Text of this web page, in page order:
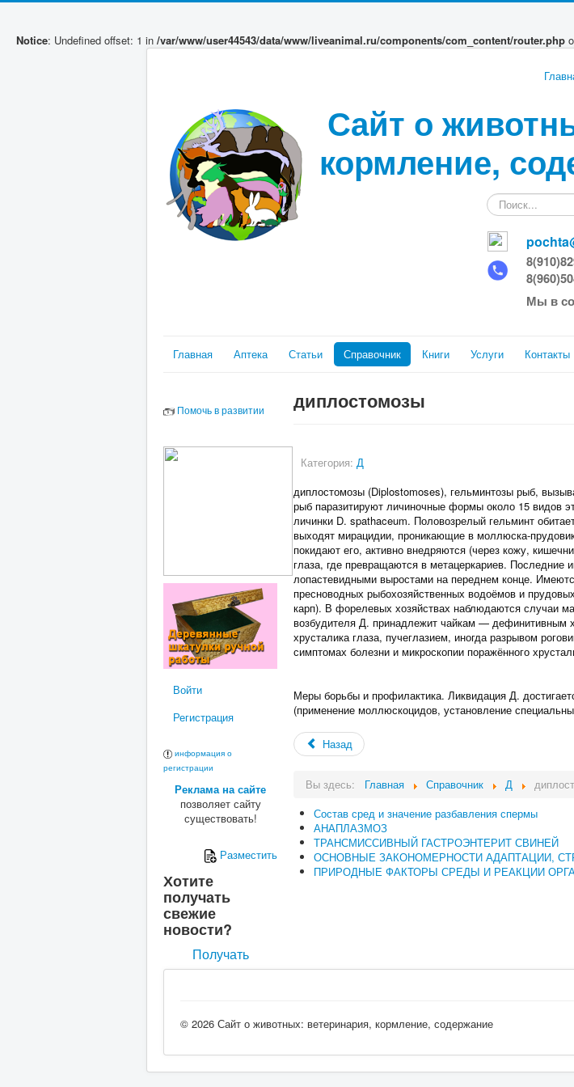
Notice: Undefined offset: 1 in /var/www/user44543/data/www/liveanimal.ru/components/com_content/router.php
Сайт о
кормление,
Искать...
Мы в
Главная Аптека Статьи Справочник Книги Услуги Контакты
Помочь в развитии
Войти
Регистрация
информация о
регистрации
Реклама на сайте
позволяет сайту
существовать!
Разместить
Хотите
получать
свежие
новости?
Получать
диплостомозы
Категория: Д
диплостомозы (Diplostomoses), гельминтозы рыб,
рыб паразитируют личиночные формы около 15 видов
личинки D. spathaceum. Половозрелый гельминт
выходят мирацидии, проникающие в моллюска-
покидают его, активно внедряются (через кожу,
глаза, где превращаются в метацеркариев.
лопастевидными выростами на переднем конце.
пресноводных рыбохозяйственных водоёмов и
карп). В форелевых хозяйствах наблюдаются случаи
возбудителя Д. принадлежит чайкам — дефинитивным
хрусталика глаза, пучеглазием, иногда разрывом
симптомах болезни и микроскопии поражённого
Меры борьбы и профилактика. Ликвидация Д.
(применение моллюскоцидов, установление
Назад
Вы здесь: Главная Справочник Д
Состав сред и значение разбавления спермы
АНАПЛАЗМОЗ
ТРАНСМИССИВНЫЙ ГАСТРОЭНТЕРИТ СВИНЕЙ
ОСНОВНЫЕ ЗАКОНОМЕРНОСТИ АДАПТАЦИИ,
ПРИРОДНЫЕ ФАКТОРЫ СРЕДЫ И РЕАКЦИИ
© 2026 Сайт о животных: ветеринария, кормление, содержание